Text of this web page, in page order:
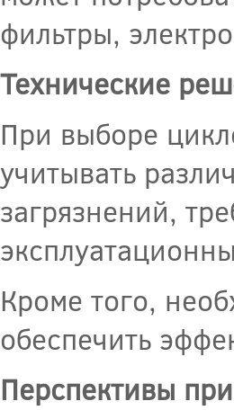
фильтры,
Технические
При выборе
учитывать
загрязнений,
Кроме того,
обеспечить
Перспективы